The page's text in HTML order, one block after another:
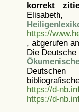
korrekt
https://
, abgerufen
Die
Deutschen
https://d-
https://d-